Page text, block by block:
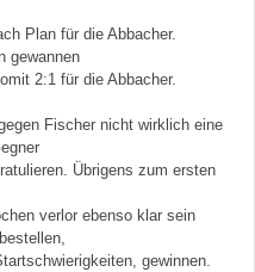
Plan für die Abbacher.
gewannen
2:1 für die Abbacher.
Fischer nicht wirklich eine
Übrigens zum ersten
verlor ebenso klar sein
gewinnen.